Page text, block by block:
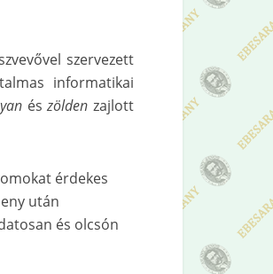
szervezett
informatikai
észölden zajlott
érdekes
után
és olcsón